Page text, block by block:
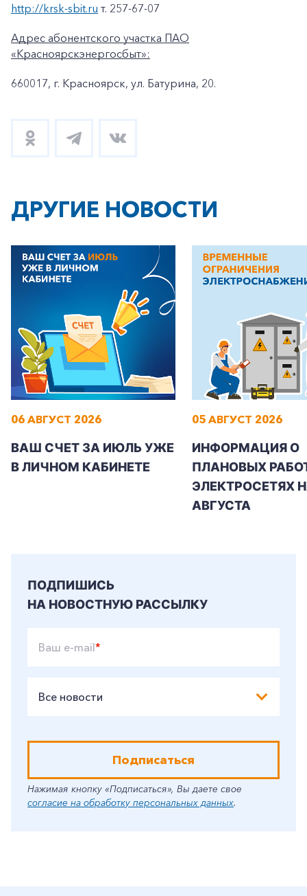
http://krsk-sbit.ru т. 257-67-07
Адрес абонентского участка ПАО
«Красноярскэнергосбыт»:
660017, г. Красноярск, ул. Батурина, 20.
ДРУГИЕ НОВОСТИ
06 АВГУСТ 2026
ВАШ СЧЕТ ЗА ИЮЛЬ УЖЕ
В ЛИЧНОМ КАБИНЕТЕ
05 АВГУСТ 2026
ИНФОРМАЦИЯ О
ПЛАНОВЫХ
ЭЛЕКТРОСЕТЯХ
АВГУСТА
ПОДПИШИСЬ
НА НОВОСТНУЮ РАССЫЛКУ
Ваш e-mail*
Все новости
Подписаться
Нажимая кнопку «Подписаться», Вы даете свое
согласие на обработку персональных данных.